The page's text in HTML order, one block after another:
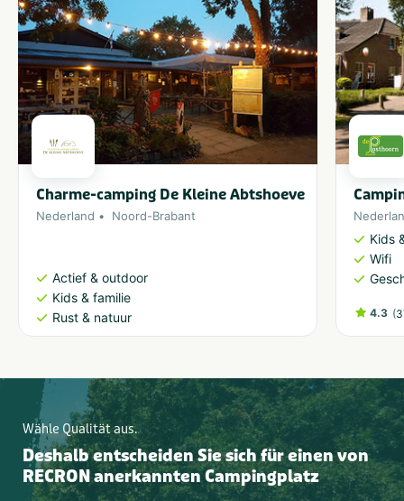
Charme-camping De Kleine Abtshoeve
Nederland Noord-Brabant
Actief & outdoor
Kids & familie
Rust & natuur
Kids
Wifi
4.3 (
Wähle Qualität aus.
Deshalb entscheiden Sie sich für einen von
RECRON anerkannten Campingplatz